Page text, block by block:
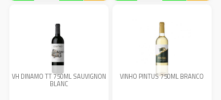
VH DINAMO TT 750ML SAUVIGNON
BLANC
VINHO PINTUS 750ML BRANCO